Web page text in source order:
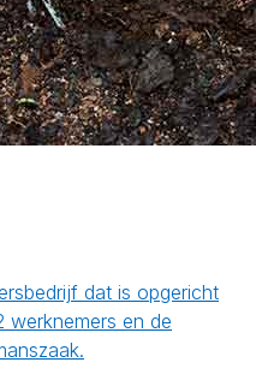
dat is opgericht
werknemers en de